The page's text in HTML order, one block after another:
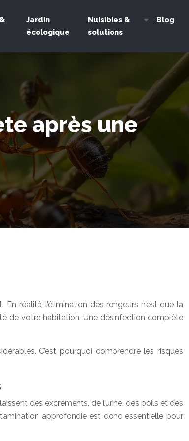
Jardin
écologique
Nuisibles &
solutions
Blog
après une
réalité, l’élimination des rongeurs n’est que la
de votre habitation. Une désinfection complète
C’est pourquoi comprendre les risques
des excréments, de l’urine, des poils et des
approfondie est donc essentielle pour